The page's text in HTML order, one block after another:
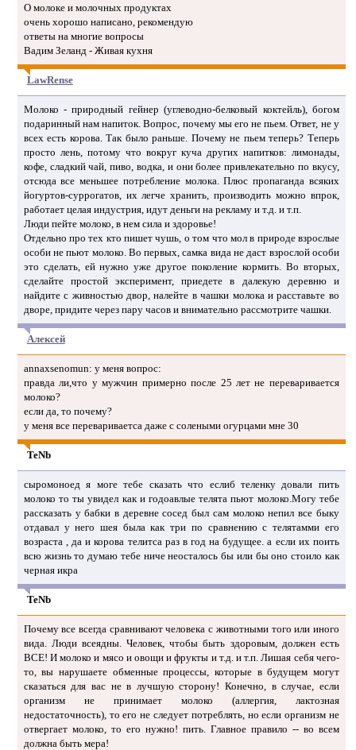
О молоке и молочных продуктах
очень хорошо написано, рекомендую
ответы на многие вопросы
Вадим Зеланд - Живая кухня
LawRense
Молоко - природный гейнер (углеводно-белковый коктейль), богом
подаринный нам напиток. Вопрос, почему мы его не пьем. Ответ, не у
всех есть корова. Так было раньше. Почему не пьем теперь? Теперь
просто лень, потому что вокруг куча других напитков: лимонады,
кофе, сладкий чай, пиво, водка, и они более привлекательно по вкусу,
отсюда все меньшее потребление молока. Плюс пропаганда всяких
йогуртов-суррогатов, их легче хранить, производить можно впрок,
работает целая индустрия, идут деньги на рекламу и т.д. и т.п.
Люди пейте молоко, в нем сила и здоровье!
Отдельно про тех кто пишет чушь, о том что мол в природе взрослые
особи не пьют молоко. Во первых, самка вида не даст взрослой особи
это сделать, ей нужно уже другое поколение кормить. Во вторых,
сделайте простой эксперимент, приедете в далекую деревню и
найдите с живностью двор, налейте в чашки молока и расставьте во
дворе, придите через пару часов и внимательно рассмотрите чашки.
Алексей
annaxsenomun: у меня вопрос:
правда ли,что у мужчин примерно после 25 лет не переваривается
молоко?
если да, то почему?
у меня все перевариваетса даже с солеными огурцами мне 30
TeNb
сыромоноед я моге тебе сказать что еслиб теленку довали пить
молоко то ты увидел как и годоавлые телята пьют молоко.Могу тебе
рассказать у бабки в деревне сосед был сам молоко непил все быку
отдавал у него шея была как три по сравнению с телятамми его
возраста , да и корова телитса раз в год на будущее. а если их поить
всю жизнь то думаю тебе ниче неосталось бы или бы оно стоило как
черная икра
TeNb
Почему все всегда сравнивают человека с животными того или иного
вида. Люди всеядны. Человек, чтобы быть здоровым, должен есть
ВСЕ! И молоко и мясо и овощи и фрукты и т.д. и т.п. Лишая себя чего-
то, вы нарушаете обменные процессы, которые в будущем могут
сказаться для вас не в лучшую сторону! Конечно, в случае, если
организм не принимает молоко (аллергия, лактозная
недостаточность), то его не следует потреблять, но если организм не
отвергает молоко, то его нужно! пить. Главное правило -- во всем
должна быть мера!